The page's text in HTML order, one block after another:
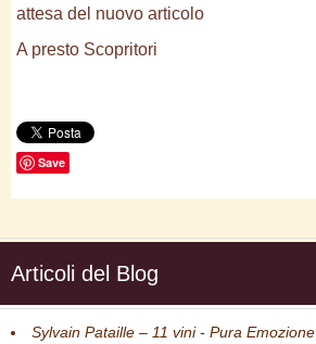
attesa del nuovo articolo
A presto Scopritori
Save
Articoli del Blog
Sylvain Pataille – 11 vini - Pura Emozione